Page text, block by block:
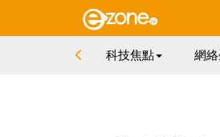
科技焦點 網